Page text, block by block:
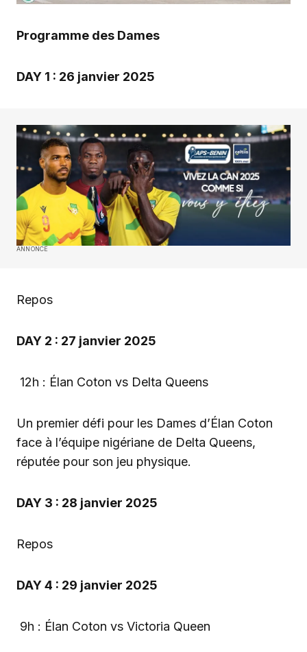
Programme des Dames
DAY 1 : 26 janvier 2025
ANNONCE
Repos
DAY 2 : 27 janvier 2025
12h : Élan Coton vs Delta Queens
Un premier défi pour les Dames d’Élan Coton
face à l’équipe nigériane de Delta Queens,
réputée pour son jeu physique.
DAY 3 : 28 janvier 2025
Repos
DAY 4 : 29 janvier 2025
9h : Élan Coton vs Victoria Queen